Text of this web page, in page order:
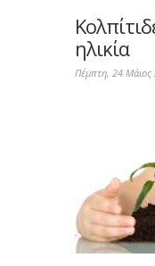
ηλικία
Πέμπτη, 24 Μάιος